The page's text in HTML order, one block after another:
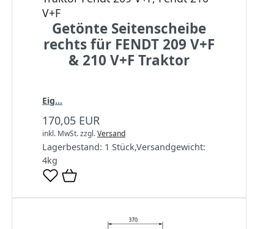
V+F
Getönte Seitenscheibe
rechts für FENDT 209 V+F
& 210 V+F Traktor
Eig...
170,05 EUR
inkl. MwSt.zzgl.Versand
Lagerbestand: 1 Stück,Versandgewicht:
4kg